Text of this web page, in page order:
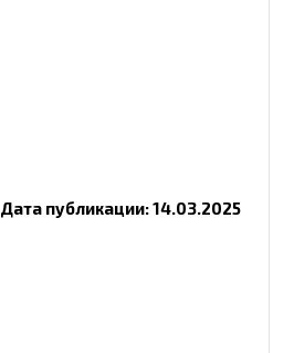
Дата публикации: 14.03.2025